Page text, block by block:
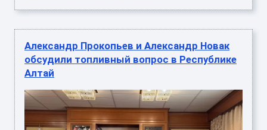
Александр Прокопьев и Александр Новак
обсудили топливный вопрос в Республике
Алтай